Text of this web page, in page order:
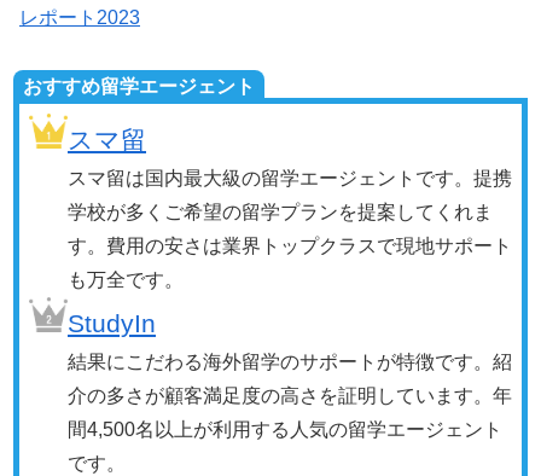
レポート2023
おすすめ留学エージェント
スマ留
スマ留は国内最大級の留学エージェントです。提携
学校が多くご希望の留学プランを提案してくれま
す。費用の安さは業界トップクラスで現地サポート
も万全です。
StudyIn
結果にこだわる海外留学のサポートが特徴です。紹
介の多さが顧客満足度の高さを証明しています。年
間4,500名以上が利用する人気の留学エージェント
です。